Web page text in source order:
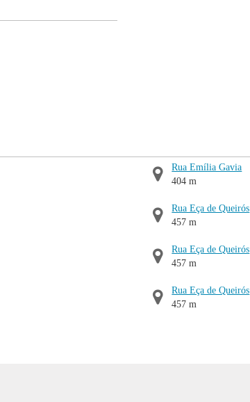
Rua Emília Gavia
404 m
Rua Eça de Queirós
457 m
Rua Eça de Queirós
457 m
Rua Eça de Queirós
457 m